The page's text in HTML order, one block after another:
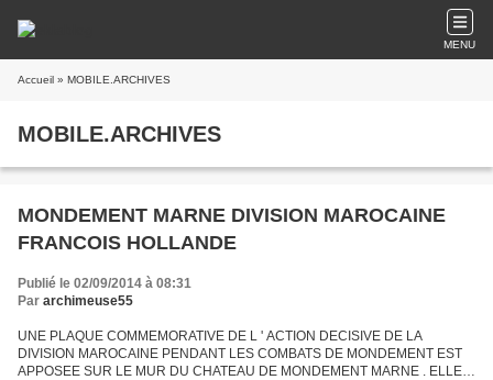
MENU
Accueil » MOBILE.ARCHIVES
MOBILE.ARCHIVES
MONDEMENT MARNE DIVISION MAROCAINE
FRANCOIS HOLLANDE
Publié le 02/09/2014 à 08:31
Par archimeuse55
UNE PLAQUE COMMEMORATIVE DE L ' ACTION DECISIVE DE LA
DIVISION MAROCAINE PENDANT LES COMBATS DE MONDEMENT EST
APPOSEE SUR LE MUR DU CHATEAU DE MONDEMENT MARNE . ELLE